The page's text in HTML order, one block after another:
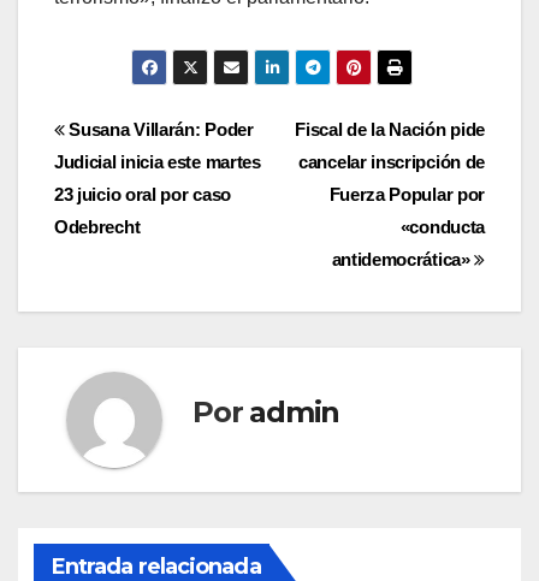
Navegación
de
entradas
Fiscal de la Nación pide
cancelar inscripción de
Fuerza Popular por
«conducta
antidemocrática»
Susana Villarán: Poder
Judicial inicia este martes
23 juicio oral por caso
Odebrecht
Por admin
Entrada relacionada